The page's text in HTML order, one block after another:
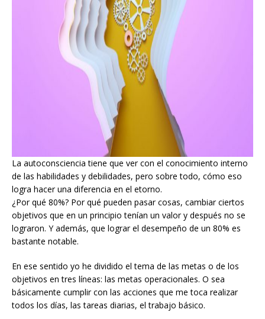
La autoconsciencia tiene que ver con el conocimiento interno
de las habilidades y debilidades, pero sobre todo, cómo eso
logra hacer una diferencia en el etorno.
¿Por qué 80%? Por qué pueden pasar cosas, cambiar ciertos
objetivos que en un principio tenían un valor y después no se
lograron. Y además, que lograr el desempeño de un 80% es
bastante notable.
En ese sentido yo he dividido el tema de las metas o de los
objetivos en tres líneas: las metas operacionales. O sea
básicamente cumplir con las acciones que me toca realizar
todos los días, las tareas diarias, el trabajo básico.